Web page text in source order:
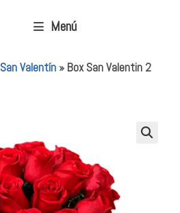
Menú
San Valentín» Box San Valentin 2